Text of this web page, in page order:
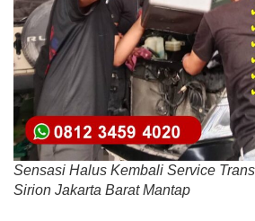
Sensasi Halus Kembali Service
Sirion Jakarta Barat Mantap